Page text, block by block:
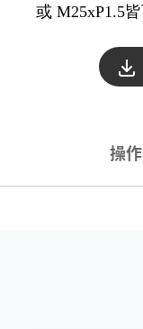
或 M25xP1.5
操